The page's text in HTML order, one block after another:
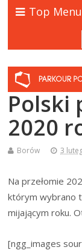
Top Menu
Polski
2020
Borów 3
Na przełomie
którym wybrano
mijającym roku.
[ngg_images